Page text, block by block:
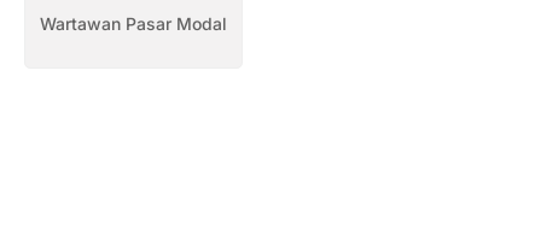
Wartawan Pasar Modal